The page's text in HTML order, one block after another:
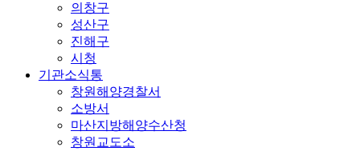
의창구
성산구
진해구
시청
기관소식통
창원해양경찰서
소방서
마산지방해양수산청
창원교도소